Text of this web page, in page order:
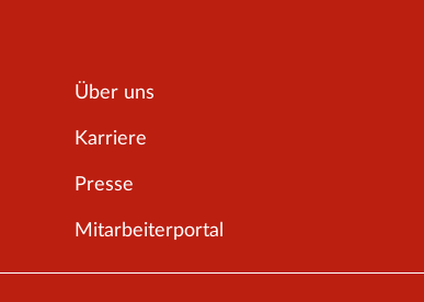
Über uns
Karriere
Presse
Mitarbeiterportal